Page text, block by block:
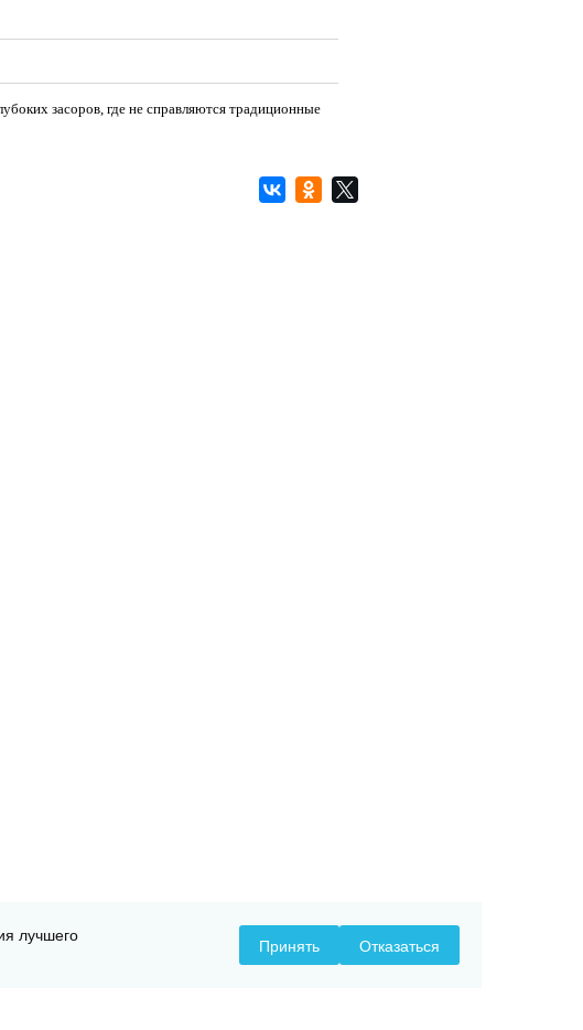
засоров, где не справляются традиционные
лучшего
Принять Отказаться